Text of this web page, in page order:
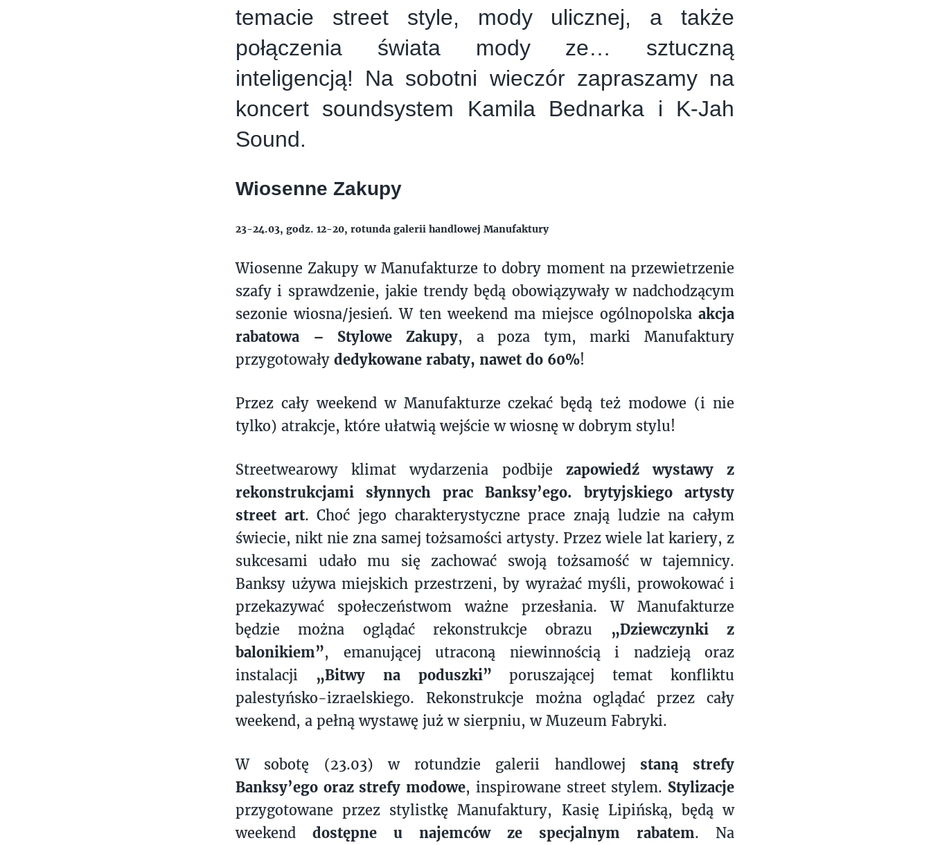
temacie street style, mody ulicznej, a także
połączenia świata mody ze… sztuczną
inteligencją! Na sobotni wieczór zapraszamy na
koncert soundsystem Kamila Bednarka i K-Jah
Sound.
Wiosenne Zakupy
23-24.03, godz. 12-20, rotunda galerii handlowej Manufaktury
Wiosenne Zakupy w Manufakturze to dobry moment na przewietrzenie
szafy i sprawdzenie, jakie trendy będą obowiązywały w nadchodzącym
sezonie wiosna/jesień. W ten weekend ma miejsce ogólnopolska akcja
rabatowa – Stylowe Zakupy, a poza tym, marki Manufaktury
przygotowały dedykowane rabaty, nawet do 60%!
Przez cały weekend w Manufakturze czekać będą też modowe (i nie
tylko) atrakcje, które ułatwią wejście w wiosnę w dobrym stylu!
Streetwearowy klimat wydarzenia podbije zapowiedź wystawy z
rekonstrukcjami słynnych prac Banksy’ego. brytyjskiego artysty
street art. Choć jego charakterystyczne prace znają ludzie na całym
świecie, nikt nie zna samej tożsamości artysty. Przez wiele lat kariery, z
sukcesami udało mu się zachować swoją tożsamość w tajemnicy.
Banksy używa miejskich przestrzeni, by wyrażać myśli, prowokować i
przekazywać społeczeństwom ważne przesłania. W Manufakturze
będzie można oglądać rekonstrukcje obrazu „Dziewczynki z
balonikiem”, emanującej utraconą niewinnością i nadzieją oraz
instalacji „Bitwy na poduszki” poruszającej temat konfliktu
palestyńsko-izraelskiego. Rekonstrukcje można oglądać przez cały
weekend, a pełną wystawę już w sierpniu, w Muzeum Fabryki.
W sobotę (23.03) w rotundzie galerii handlowej staną strefy
Banksy’ego oraz strefy modowe, inspirowane street stylem. Stylizacje
przygotowane przez stylistkę Manufaktury, Kasię Lipińską, będą w
weekend dostępne u najemców ze specjalnym rabatem. Na